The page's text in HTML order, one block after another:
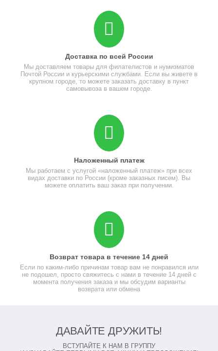
Доставка по всей России
Мы доставляем товары для филателистов и нумизматов
Почтой России и курьерскими службами. Если вы живете в
крупном городе, то можете заказать доставку в пункт
самовывоза в вашем городе.
Наложенный платеж
Мы работаем с услугой «наложенный платеж» при всех
видах доставки по России (кроме заказных писем). Вы
можете оплатить ваш заказ при получении.
Возврат товара в течение 14 дней
Если по каким-либо причинам товар вам не понравился или
не подошел, просто свяжитесь с нами в течение 14 дней с
момента получения заказа и мы обсудим варианты
возврата или обмена
ДАВАЙТЕ ДРУЖИТЬ!
ВСТУПАЙТЕ К НАМ В ГРУППУ